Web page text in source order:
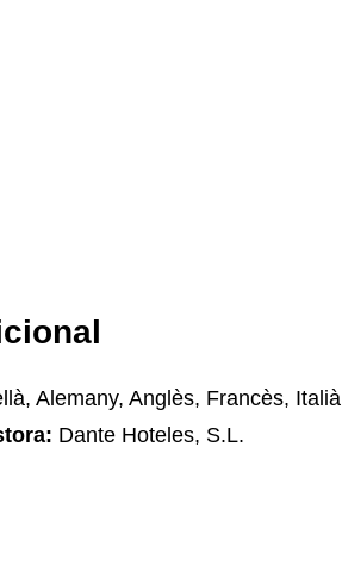
Alemany, Anglès, Francès, Italià
Dante Hoteles, S.L.